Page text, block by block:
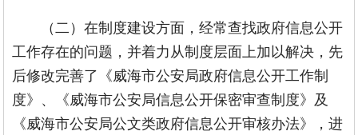
（二）在制度建设方面，经常查找政府信息公开
工作存在的问题，并着力从制度层面上加以解决，先
后修改完善了《威海市公安局政府信息公开工作制
度》、《威海市公安局信息公开保密审查制度》及
《威海市公安局公文类政府信息公开审核办法》，进